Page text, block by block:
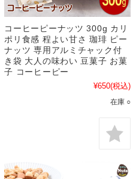
コーヒーピーナッツ 300g カリ
ポリ食感 程よい甘さ 珈琲 ピー
ナッツ 専用アルミチャック付
き袋 大人の味わい 豆菓子 お菓
子 コーヒーピー
¥650(税込)
在庫 ○